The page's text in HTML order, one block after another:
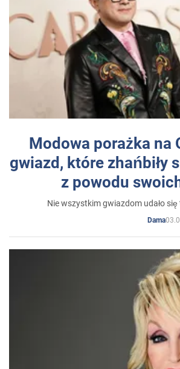
Modowa porażka na
gwiazd, które zhańbiły
z powodu
Nie wszystkim gwiazdom udało
Dama